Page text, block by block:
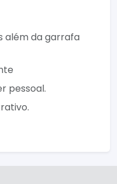
de 500 kg,
diferenciadas.
brinde
além da garrafa
pessoal.